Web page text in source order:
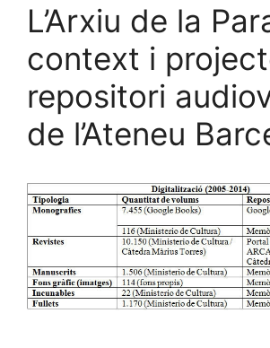
L’Arxiu de la
context i
repositori
de l’Ateneu